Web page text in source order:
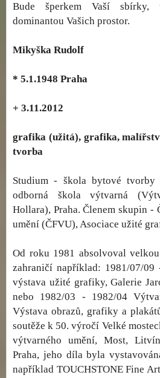
Bude šperkem Vaší sbírky,
dominantou Vašich prostor.
Mikyška Rudolf
* 5.1.1948 Praha
+ 3.11.2012
grafika (užitá), grafika,
tvorba
Studium - škola bytové
odborná škola výtvarná
Hollara), Praha. Členem skupin
umění (ČFVU), Asociace užité
Od roku 1981 absolvoval
zahraničí například: 1981/07/09
výstava užité grafiky, Galerie
nebo 1982/03 - 1982/04
Výstava obrazů, grafiky a
soutěže k 50. výročí Velké
výtvarného umění, Most,
Praha, jeho díla byla
například TOUCHSTONE Fine